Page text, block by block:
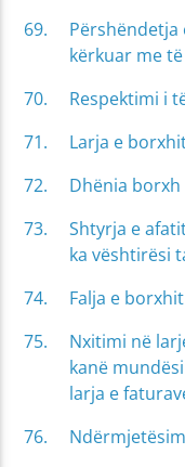
kërkuar me
Respektimi i
Larja e
Dhënia
Shtyrja e
ka vështirësi
Falja e
Nxitimi në
kanë
larja e